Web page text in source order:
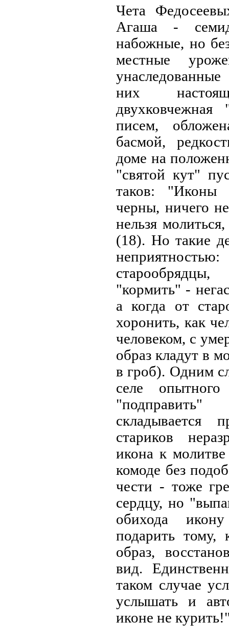
Чета
Агаша -
набожные, но
местные
них
двухковчежная
писем,
басмой,
доме на
"святой кут"
таков: "Иконы
черны, ничего
нельзя
(18). Но такие
"кормить" -
а когда от
хоронить, как
человеком, с
образ кладут в
в гроб). Одним
селе
складывается
стариков
икона к
комоде без
чести - тоже
сердцу, но
обихода
подарить тому,
образ,
вид.
таком случае
услышать и
иконе не